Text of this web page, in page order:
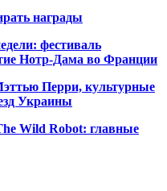
награды
фестиваль
Нотр-Дама во Франции
Перри, культурные
Украины
Wild Robot: главные